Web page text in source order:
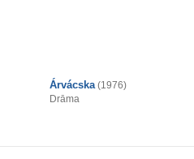
Árvácska (1976)
Drāma